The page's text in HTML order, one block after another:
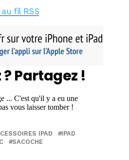
fil RSS
Partagez !
IPAD
IPAD
SACOCHE